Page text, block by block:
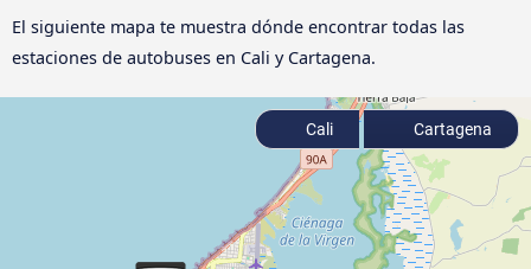
El siguiente mapa te muestra dónde encontrar todas las
estaciones de autobuses en Cali y Cartagena.
Cali Cartagena